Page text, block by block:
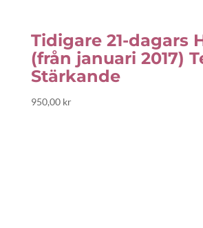
Tidigare 21-dagars
(från januari 2017)
Stärkande
950,00 kr